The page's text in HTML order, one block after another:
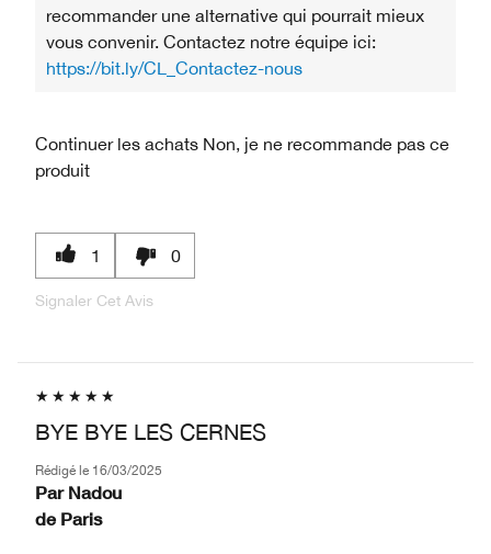
recommander une alternative qui pourrait mieux
vous convenir. Contactez notre équipe ici:
https://bit.ly/CL_Contactez-nous
Continuer les achats Non, je ne recommande pas ce
produit
1 0
Signaler Cet Avis
BYE BYE LES CERNES
Rédigé le 16/03/2025
Par Nadou
de Paris